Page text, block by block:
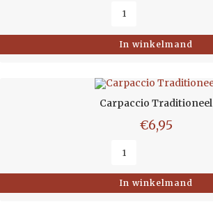
In winkelmand
Carpaccio Traditioneel
€6,95
In winkelmand